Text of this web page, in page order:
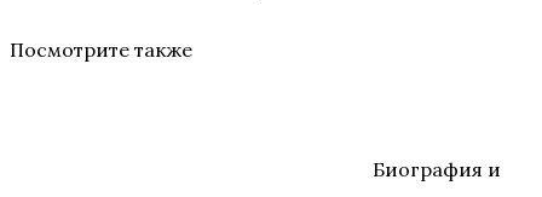
Посмотрите также
Биография и